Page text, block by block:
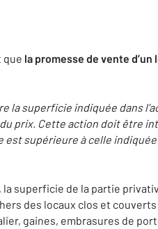
que la promesse de vente
la superficie indiquée dans
prix. Cette action doit être
supérieure à celle
la superficie de la partie
des locaux clos et
gaines, embrasures de